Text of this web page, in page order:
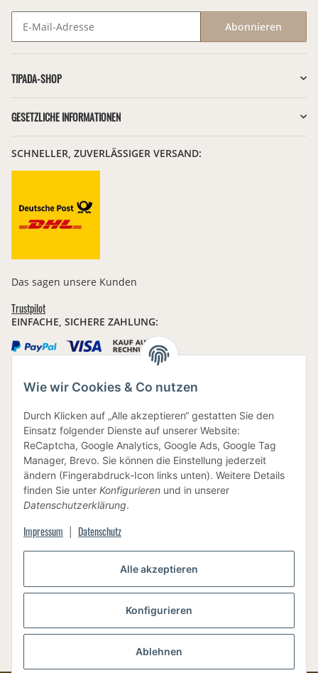
Alle akzeptieren
Konfigurieren
Ablehnen
Wie wir Cookies & Co nutzen
Durch Klicken auf „Alle akzeptieren“ gestatten Sie den
Einsatz folgender Dienste auf unserer Website:
ReCaptcha, Google Analytics, Google Ads, Google Tag
Manager, Brevo. Sie können die Einstellung jederzeit
ändern (Fingerabdruck-Icon links unten). Weitere Details
finden Sie unter Konfigurieren und in unserer
Datenschutzerklärung.
Impressum Datenschutz
Abonnieren
TIPADA-SHOP
GESETZLICHE INFORMATIONEN
SCHNELLER, ZUVERLÄSSIGER VERSAND:
Das sagen unsere Kunden
Trustpilot
EINFACHE, SICHERE ZAHLUNG:
BEWUSSTE VERPACKUNG
Vertrag widerrufen
* Alle Preise inkl. gesetzlicher USt., zzgl.Versand